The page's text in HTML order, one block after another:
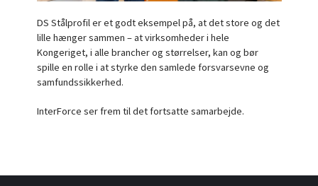
DS Stålprofil er et godt eksempel på, at det store og det
lille hænger sammen – at virksomheder i hele
Kongeriget, i alle brancher og størrelser, kan og bør
spille en rolle i at styrke den samlede forsvarsevne og
samfundssikkerhed.
InterForce ser frem til det fortsatte samarbejde.